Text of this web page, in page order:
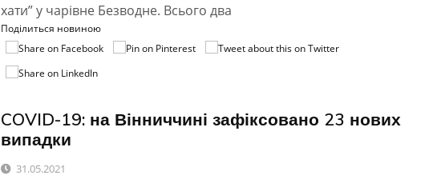
хати” у чарівне Безводне. Всього два
Поділиться новиною
COVID-19: на Вінниччині зафіксовано 23 нових
випадки
31.05.2021